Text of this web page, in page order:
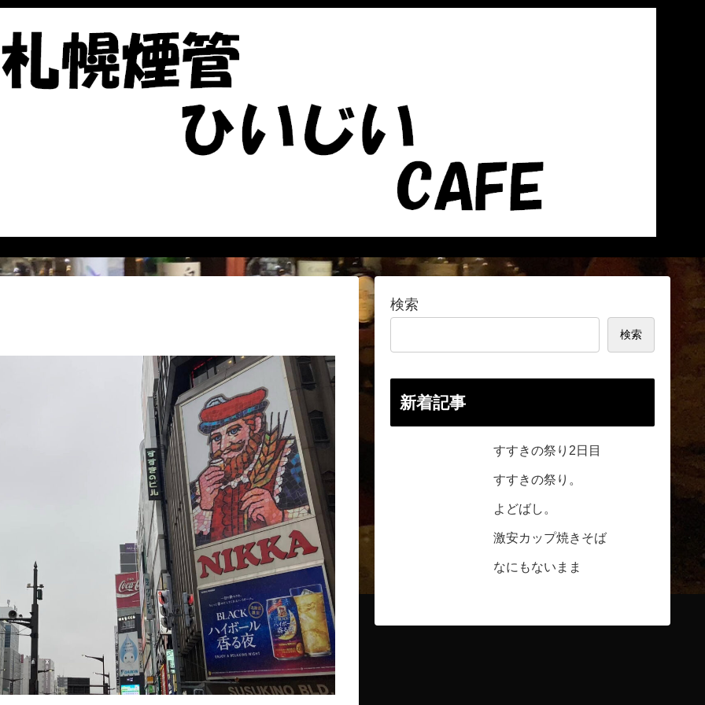
検索
検索
新着記事
すすきの祭り2日目
すすきの祭り。
よどばし。
激安カップ焼きそば
なにもないまま